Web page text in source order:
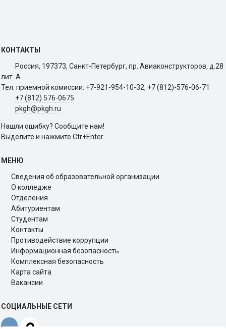
КОНТАКТЫ
Россия, 197373, Санкт-Петербург, пр. Авиаконструкторов, д.28
лит. A.
Тел. приемной комиссии: +7-921-954-10-32, +7 (812)-576-06-71
+7 (812) 576-0675
pkgh@pkgh.ru
Нашли ошибку? Сообщите нам!
Выделите и нажмите Ctr+Enter
МЕНЮ
Сведения об образовательной организации
О колледже
Отделения
Абитуриентам
Студентам
Контакты
Противодействие коррупции
Информационная безопасность
Комплексная безопасность
Карта сайта
Вакансии
СОЦИАЛЬНЫЕ СЕТИ